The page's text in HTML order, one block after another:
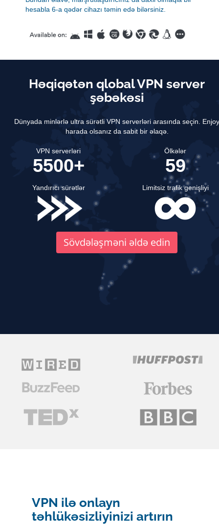
hesabla 6-a qədər cihazı təmin edə bilərsiniz.
Həqiqətən qlobal VPN server
şəbəkəsi
Dünyada minlərlə ultra sürətli VPN serverləri arasında seçin. Enjoy
harada olsanız da sabit bir əlaqə.
VPN serverləri
5500+
Ölkələr
59
Yandırıcı sürətlər Limitsiz trafik genişliyi
Sövdələşməni əldə edin
VPN ilə onlayn
təhlükəsizliyinizi artırın